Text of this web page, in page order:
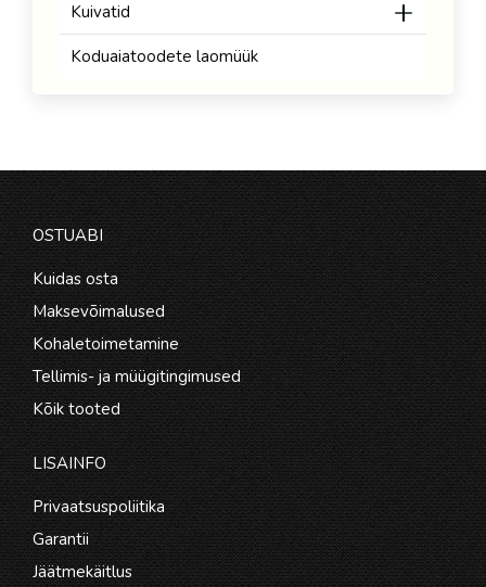
Kuivatid
Koduaiatoodete laomüük
OSTUABI
Kuidas osta
Maksevõimalused
Kohaletoimetamine
Tellimis- ja müügitingimused
Kõik tooted
LISAINFO
Privaatsuspoliitika
Garantii
Jäätmekäitlus